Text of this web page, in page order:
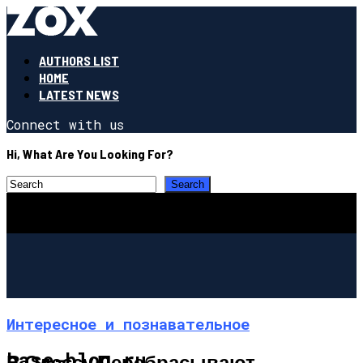
AUTHORS LIST
HOME
LATEST NEWS
Connect with us
Hi, What Are You Looking For?
Интересное и познавательное